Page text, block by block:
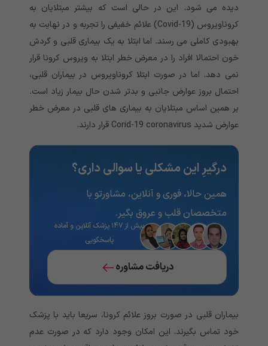
دیده می شود. این در حالی است که بیشتر مبتلایان به
کروناویروس (Covid-19) علائم خفیفی را تجربه و در نهایت به
بهبودی کاملی می رسند. اما ابتلا به یک بیماری قلبی و گردش
خون احتمالا افراد را در معرض خطر ابتلا به ویروس کرونا قرار
نمی دهد. اما در صورت ابتلا کروناویروس در بیماران قلبی،
احتمال بروز عوارض جانبی و بدتر شدن حال بیمار زیاد است.
بر همین اساس مبتلایان به بیماری های قلبی در معرض خطر
عوارض شدید Corid-19 coronavirus قرار دارند.
درگیرِ این مشکلی یا سوالی داری؟
همین حالا، فوری و آنلاین، مشاورتو با
متخصصان قلب و عروق بگیر.
بیش از ۱۴۷ پزشک آنلاین و آماده
پاسخگویی
دریافت مشاوره
بیماران قلبی در صورت بروز علائم کرونا، سریعا باید با پزشک
خود تماس بگیرند. این امکان وجود دارد که در صورت عدم